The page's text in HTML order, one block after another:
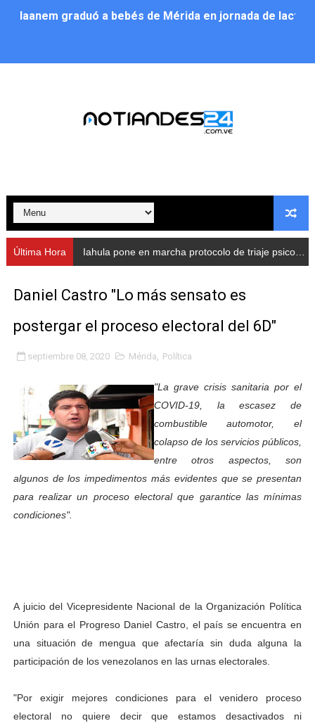
Iaanem graduó a bebés de Mérida en jornada de
Alcalde Nelson Álvarez llevó jornada recreativa a la
Nevado Gas optimiza servicio residencial en la
Balance semestral impulsa inclusión y atención a
Plan Vacacional Comunitario “Ríe 2026” recorre las
Alcaldía del Municipio Libertador realizó una jornada
Fundacite Mérida dicta taller gratuito de electrónica
INN-Mérida celebró el Lacto grado para promover el
Impulsan plan estratégico de seguridad ciudadana
Mérida impulsa desarrollo económico con taller de
Fomficc consolida alianzas e impulsa la economía
Niños de Estudiantes de Mérida sembraron 110
Corposalud y Secretaría Social fortalecen la atención
Dictan MasterClass en el marco del Encuentro LAGO
Encuentro estadal fortalece la coordinación de
Última Hora Iahula pone en marcha protocolo de triaje psicosocial para atender a rescatistas
Daniel Castro "Lo más sensato es
postergar el proceso electoral del 6D"
septiembre 08, 2020 Mérida, Política
"La grave crisis sanitaria por el
COVID-19, la escasez de
combustible automotor, el
colapso de los servicios públicos,
entre otros aspectos, son
algunos de los impedimentos más evidentes que se presentan
para realizar un proceso electoral que garantice las mínimas
condiciones".
A juicio del Vicepresidente Nacional de la Organización Política
Unión para el Progreso Daniel Castro, el país se encuentra en
una situación de mengua que afectaría sin duda alguna la
participación de los venezolanos en las urnas electorales.
"Por exigir mejores condiciones para el venidero proceso
electoral no quiere decir que estamos desactivados ni